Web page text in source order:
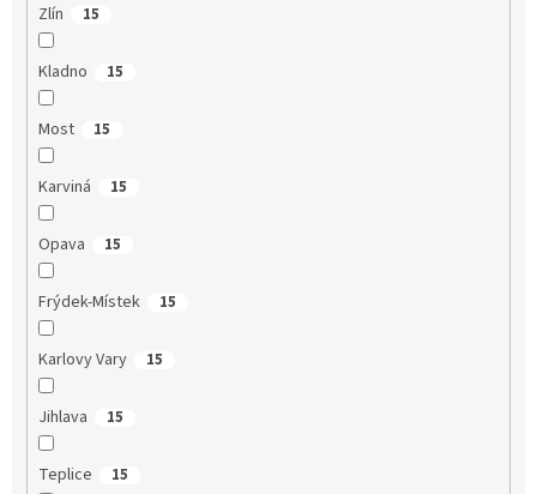
Zlín 15
Kladno 15
Most 15
Karviná 15
Opava 15
Frýdek-Místek 15
Karlovy Vary 15
Jihlava 15
Teplice 15